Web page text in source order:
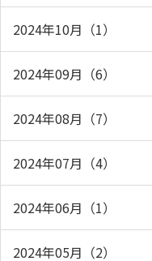
2024年10月（1）
2024年09月（6）
2024年08月（7）
2024年07月（4）
2024年06月（1）
2024年05月（2）